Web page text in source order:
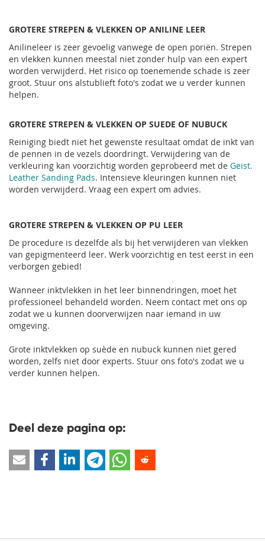
GROTERE STREPEN & VLEKKEN OP ANILINE LEER
Anilineleer is zeer gevoelig vanwege de open poriën. Strepen
en vlekken kunnen meestal niet zonder hulp van een expert
worden verwijderd. Het risico op toenemende schade is zeer
groot. Stuur ons alstublieft foto's zodat we u verder kunnen
helpen.
GROTERE STREPEN & VLEKKEN OP SUEDE OF NUBUCK
Reiniging biedt niet het gewenste resultaat omdat de inkt van
de pennen in de vezels doordringt. Verwijdering van de
verkleuring kan voorzichtig worden geprobeerd met de Geist.
Leather Sanding Pads. Intensieve kleuringen kunnen niet
worden verwijderd. Vraag een expert om advies.
GROTERE STREPEN & VLEKKEN OP PU LEER
De procedure is dezelfde als bij het verwijderen van vlekken
van gepigmenteerd leer. Werk voorzichtig en test eerst in een
verborgen gebied!
Wanneer inktvlekken in het leer binnendringen, moet het
professioneel behandeld worden. Neem contact met ons op
zodat we u kunnen doorverwijzen naar iemand in uw
omgeving.
Grote inktvlekken op suède en nubuck kunnen niet gered
worden, zelfs niet door experts. Stuur ons foto's zodat we u
verder kunnen helpen.
Deel deze pagina op: